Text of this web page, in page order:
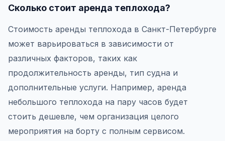
Сколько стоит аренда теплохода?
Стоимость аренды теплохода в Санкт-Петербурге
может варьироваться в зависимости от
различных факторов, таких как
продолжительность аренды, тип судна и
дополнительные услуги. Например, аренда
небольшого теплохода на пару часов будет
стоить дешевле, чем организация целого
мероприятия на борту с полным сервисом.